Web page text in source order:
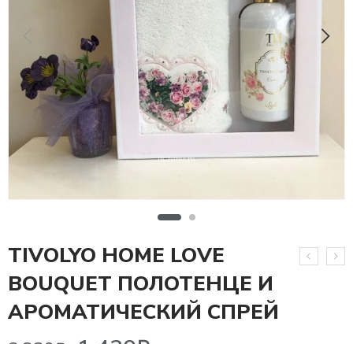
TIVOLYO HOME LOVE
BOUQUET ПОЛОТЕНЦЕ И
АРОМАТИЧЕСКИЙ СПРЕЙ
3,829₽ 1,430₽